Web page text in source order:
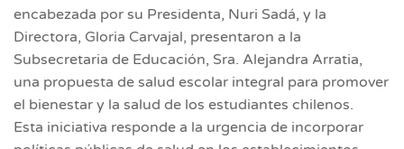
encabezada por su Presidenta, Nuri Sadá, y la
Directora, Gloria Carvajal, presentaron a la
Subsecretaria de Educación, Sra. Alejandra Arratia,
una propuesta de salud escolar integral para promover
el bienestar y la salud de los estudiantes chilenos.
Esta iniciativa responde a la urgencia de incorporar